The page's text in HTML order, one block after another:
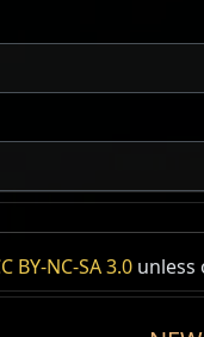
BY-NC-SA 3.0 unless